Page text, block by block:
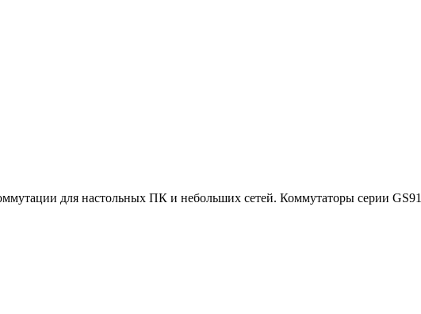
для настольных ПК и небольших сетей. Коммутаторы серии